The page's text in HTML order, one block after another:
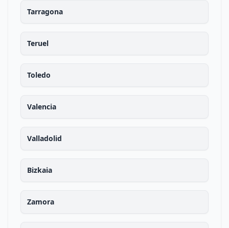
Tarragona
Teruel
Toledo
Valencia
Valladolid
Bizkaia
Zamora